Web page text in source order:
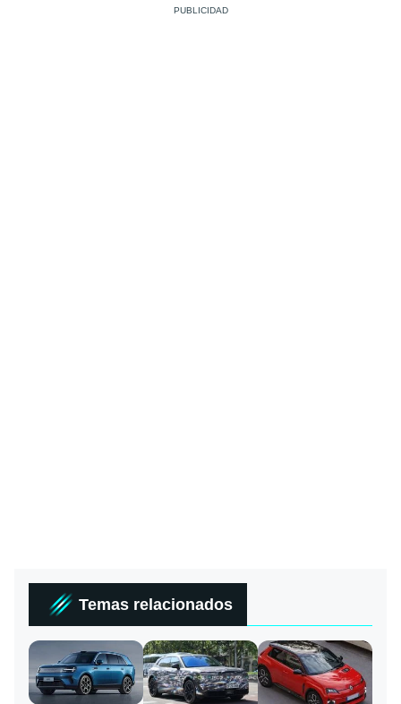
Temas relacionados